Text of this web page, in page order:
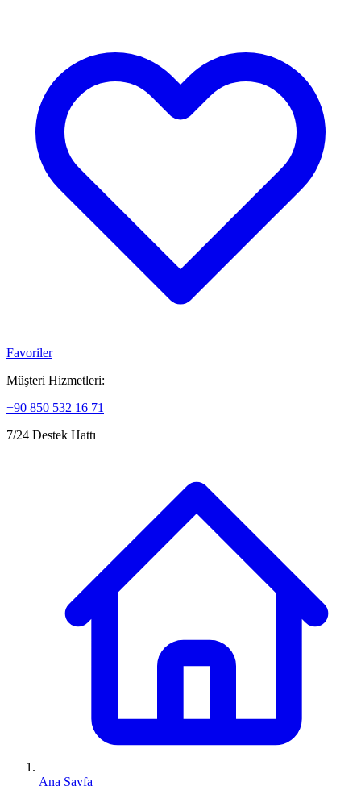
Favoriler
Müşteri Hizmetleri:
+90 850 532 16 71
7/24 Destek Hattı
Ana Sayfa